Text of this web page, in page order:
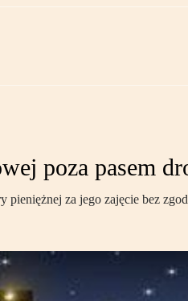
poza pasem
pieniężnej za jego zajęcie bez